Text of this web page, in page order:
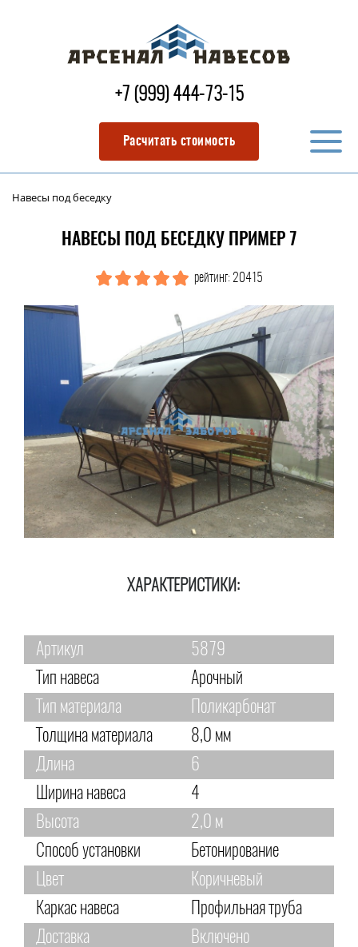
+7 (999) 444-73-15
Расчитать стоимость
Навесы под беседку
НАВЕСЫ ПОД БЕСЕДКУ ПРИМЕР 7
рейтинг: 20415
ХАРАКТЕРИСТИКИ:
Артикул
5879
Тип навеса
Арочный
Тип материала
Поликарбонат
Толщина материала
8,0 мм
Длина
6
Ширина навеса
4
Высота
2,0 м
Способ установки
Бетонирование
Цвет
Коричневый
Каркас навеса
Профильная труба
Доставка
Включено